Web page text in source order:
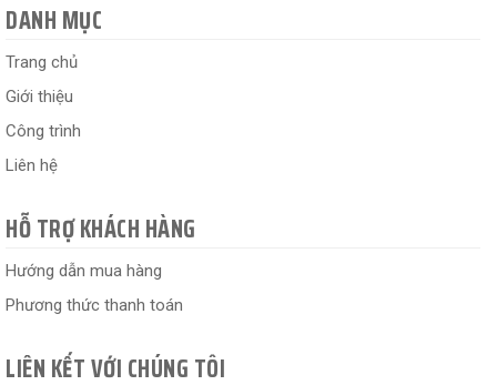
DANH MỤC
Trang chủ
Giới thiệu
Công trình
Liên hệ
HỖ TRỢ KHÁCH HÀNG
Hướng dẫn mua hàng
Phương thức thanh toán
LIÊN KẾT VỚI CHÚNG TÔI